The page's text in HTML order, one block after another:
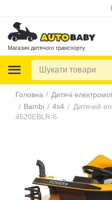
Магазин дитячого транспорту
Головна / Дитячі
/ Bambi / 4х4 / Дитячий
4520EBLR-6